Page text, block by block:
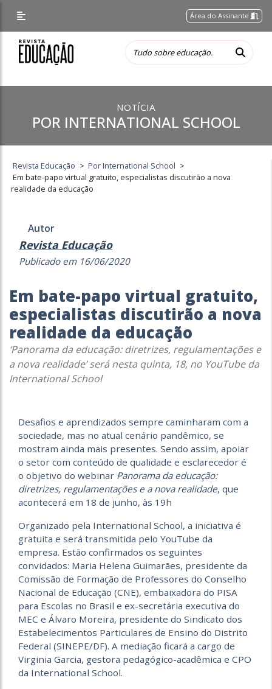
Área do Assinante
NOTÍCIA
POR INTERNATIONAL SCHOOL
Revista Educação > Por International School >
Em bate-papo virtual gratuito, especialistas discutirão a nova
realidade da educação
Autor
Revista Educação
Publicado em 16/06/2020
Em bate-papo virtual gratuito,
especialistas discutirão a nova
realidade da educação
‘Panorama da educação: diretrizes, regulamentações e
a nova realidade’ será nesta quinta, 18, no YouTube da
International School
Desafios e aprendizados sempre caminharam com a
sociedade, mas no atual cenário pandêmico, se
mostram ainda mais presentes. Sendo assim, apoiar
o setor com conteúdo de qualidade e esclarecedor é
o objetivo do webinar Panorama da educação:
diretrizes, regulamentações e a nova realidade, que
acontecerá em 18 de junho, às 19h
Organizado pela International School, a iniciativa é
gratuita e será transmitida pelo YouTube da
empresa. Estão confirmados os seguintes
convidados: Maria Helena Guimarães, presidente da
Comissão de Formação de Professores do Conselho
Nacional de Educação (CNE), embaixadora do PISA
para Escolas no Brasil e ex-secretária executiva do
MEC e Álvaro Moreira, presidente do Sindicato dos
Estabelecimentos Particulares de Ensino do Distrito
Federal (SINEPE/DF). A mediação ficará a cargo de
Virginia Garcia, gestora pedagógico-acadêmica e CPO
da International School.